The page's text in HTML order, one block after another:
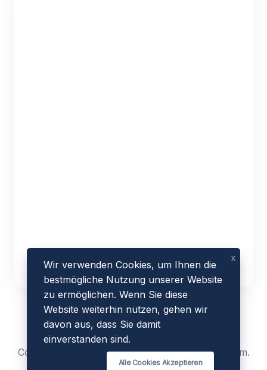
Copyright © 2023 - 2026 byAmazeSEOTools
.com.
All Rights Reserved.
Wir verwenden Cookies, um Ihnen die
bestmögliche Nutzung unserer Website
zu ermöglichen. Wenn Sie diese
Website weiterhin nutzen, gehen wir
davon aus, dass Sie damit
einverstanden sind.
Alle Cookies Akzeptieren
x